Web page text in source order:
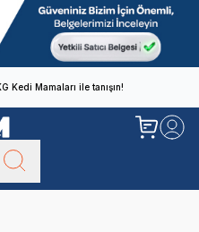
Kedi Mamaları ile tanışın!